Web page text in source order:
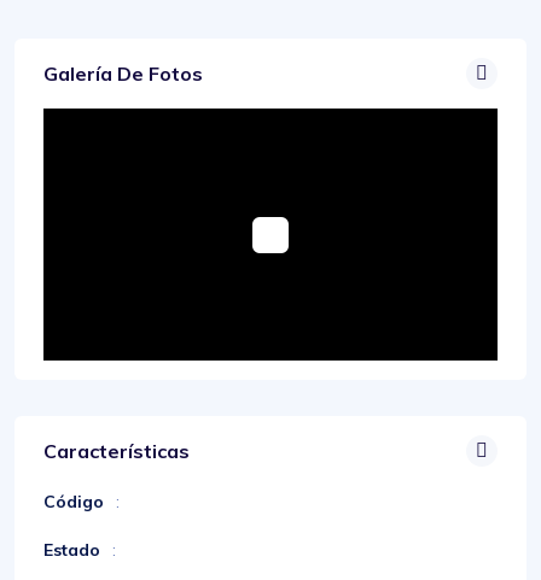
Galería De Fotos
Características
Código :
Estado :